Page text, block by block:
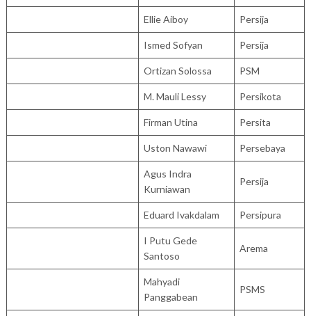
Ellie Aiboy Persija
Ismed Sofyan Persija
Ortizan Solossa PSM
M. Mauli Lessy Persikota
Firman Utina Persita
Uston Nawawi Persebaya
Agus Indra
Kurniawan
Persija
Eduard Ivakdalam Persipura
I Putu Gede
Santoso
Arema
Mahyadi
Panggabean
PSMS